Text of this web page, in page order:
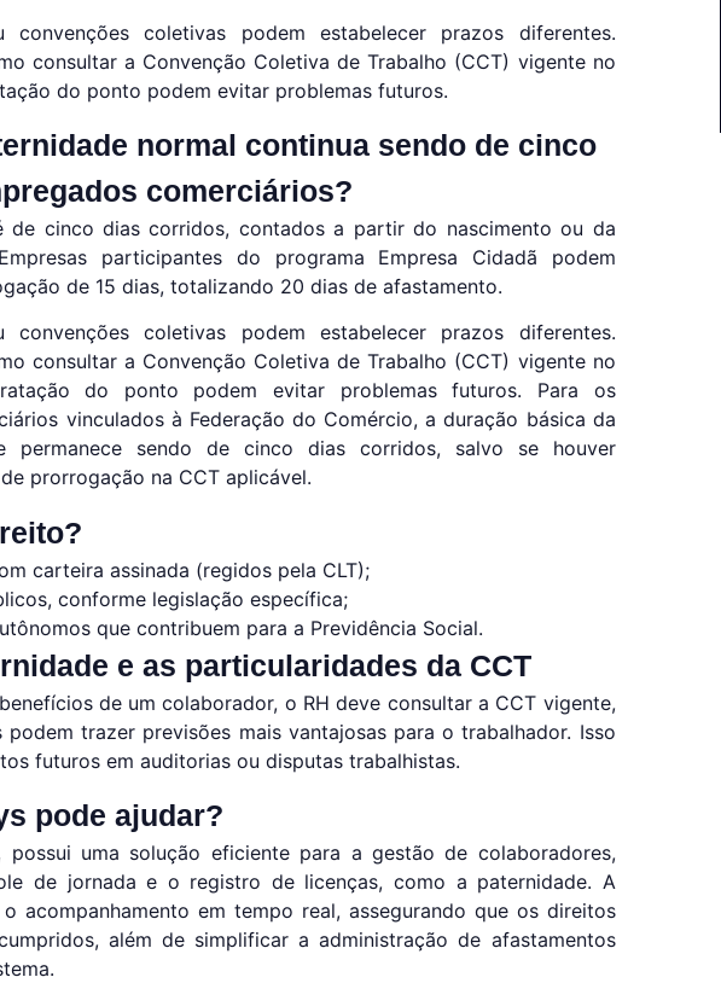
convenções coletivas podem estabelecer prazos diferentes.
consultar a Convenção Coletiva de Trabalho (CCT) vigente no
do ponto podem evitar problemas futuros.
normal continua sendo de cinco
comerciários?
de cinco dias corridos, contados a partir do nascimento ou da
participantes do programa Empresa Cidadã podem
de 15 dias, totalizando 20 dias de afastamento.
convenções coletivas podem estabelecer prazos diferentes.
consultar a Convenção Coletiva de Trabalho (CCT) vigente no
do ponto podem evitar problemas futuros. Para os
vinculados à Federação do Comércio, a duração básica da
permanece sendo de cinco dias corridos, salvo se houver
prorrogação na CCT aplicável.
carteira assinada (regidos pela CLT);
conforme legislação específica;
que contribuem para a Previdência Social.
e as particularidades da CCT
de um colaborador, o RH deve consultar a CCT vigente,
podem trazer previsões mais vantajosas para o trabalhador. Isso
futuros em auditorias ou disputas trabalhistas.
pode ajudar?
uma solução eficiente para a gestão de colaboradores,
de jornada e o registro de licenças, como a paternidade. A
acompanhamento em tempo real, assegurando que os direitos
além de simplificar a administração de afastamentos